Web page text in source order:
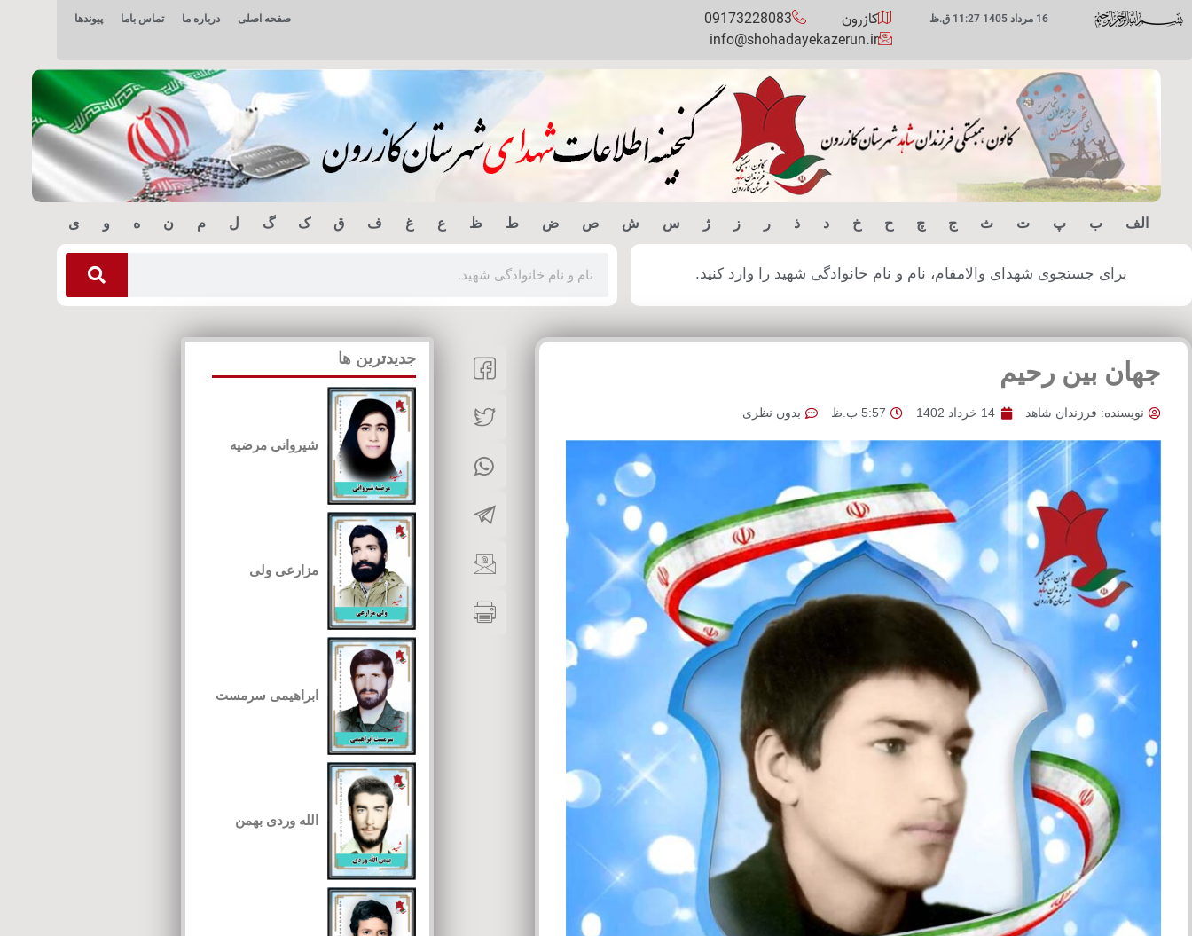
16 مرداد 1405 11:27 ق.ظ کازرون
09173228083
info@shohadayekazerun.ir
صفحه اصلی درباره ما تماس باما پیوندها
الف ب پ ت ث ج چ ح خ د ذ ر ز ژ س ش ص ض ط ظ ع غ ف ق ک گ ل م ن ه و ی
برای جستجوی شهدای والامقام، نام و نام خانوادگی شهید را وارد کنید.
جهان بین رحیم
نویسنده: فرزندان شاهد 14 خرداد 1402 5:57 ب.ظ بدون نظری
جدیدترین ها
شیروانی مرضیه
مزارعی ولی
ابراهیمی سرمست
الله وردی بهمن